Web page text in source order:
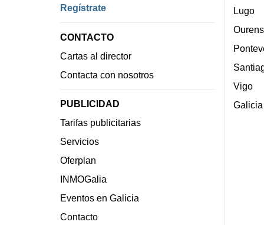
Regístrate
CONTACTO
Cartas al director
Contacta con nosotros
PUBLICIDAD
Tarifas publicitarias
Servicios
Oferplan
INMOGalia
Eventos en Galicia
Contacto
Lugo
Vigo